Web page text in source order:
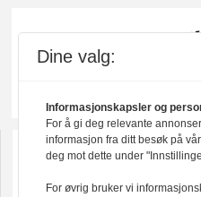
Dine valg:
Informasjonskapsler og
For å gi deg relevante
informasjon fra ditt besøk på
deg mot dette under
For øvrig bruker vi